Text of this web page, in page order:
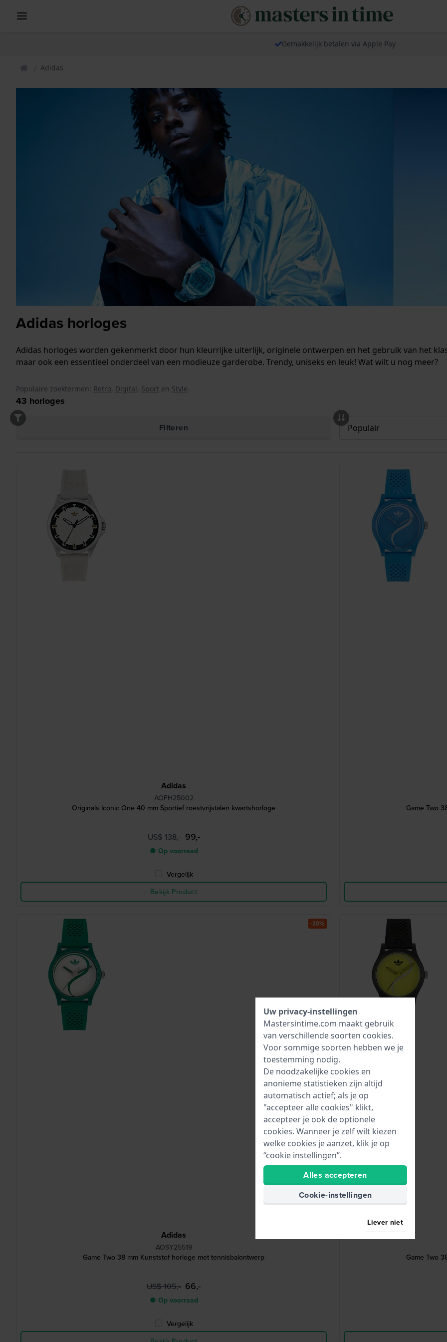
Gemakkelijk betalen via Apple Pay
Adidas
Adidas horloges
Adidas horloges worden gekenmerkt door hun kleurrijke uiterlijk, originele ontwerpen en het gebruik van het
maar ook een essentieel onderdeel van een modieuze garderobe. Trendy, uniseks en leuk! Wat wilt u nog meer?
Populaire zoektermen: Retro, Digital, Sport en Style.
43 horloges
Filteren
Adidas
AOFH25002
Originals Iconic One 40 mm Sportief roestvrijstalen kwartshorloge
US$ 138,- 99,-
● Op voorraad
Vergelijk
Bekijk Product
Game Two
Adidas
AOSY25519
Game Two 38 mm Kunststof horloge met tennisbalontwerp
US$ 105,- 66,-
● Op voorraad
Vergelijk
-30%
Game Two
Uw privacy-instellingen
Mastersintime.com maakt gebruik
van verschillende soorten cookies.
Voor sommige soorten hebben we je
toestemming nodig.
De noodzakelijke cookies en
anonieme statistieken zijn altijd
automatisch actief; als je op
"accepteer alle cookies" klikt,
accepteer je ook de optionele
cookies. Wanneer je zelf wilt kiezen
welke cookies je aanzet, klik je op
“cookie instellingen”.
Alles accepteren
Cookie-instellingen
Liever niet